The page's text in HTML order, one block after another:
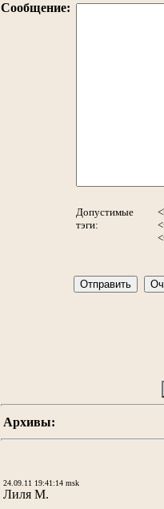
Сообщение:
Допустимые
тэги:
Архивы:
24.09.11 19:41:14 msk
Лиля М.